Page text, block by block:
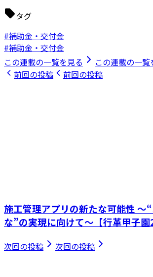
タグ
#補助金・交付金
#補助金・交付金
この連載の一覧を見る
この連載の一覧
前回の投稿
前回の投稿
施工管理アプリの新たな可能性 ～
な”の実現に向けて～【行革甲子園
次回の投稿 次回の投稿